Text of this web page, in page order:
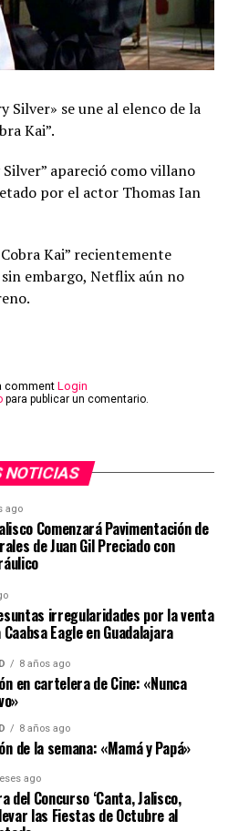
Silver» se une al elenco de la
Kai”.
apareció como villano
por el actor Thomas Ian
Kai” recientemente
embargo, Netflix aún no
comment Login
para publicar un comentario.
NOTICIAS
ago
Comenzará Pavimentación de
de Juan Gil Preciado con
irregularidades por la venta
Eagle en Guadalajara
8 años ago
en cartelera de Cine: «Nunca
8 años ago
de la semana: «Mamá y Papá»
ago
del Concurso ‘Canta, Jalisco,
las Fiestas de Octubre al